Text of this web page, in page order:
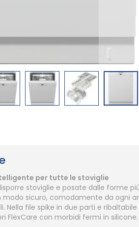
per tutte le stoviglie
stoviglie e posate dalle forme
modo sicuro, comodamente da ogni
Nella file spike in due parti e
FlexCare con morbidi fermi in silicone.